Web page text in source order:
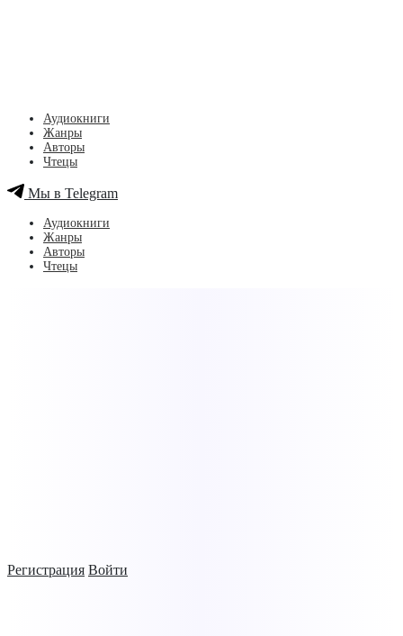
Регистрация Войти
Аудиокниги
Жанры
Авторы
Чтецы
Мы в Telegram
Аудиокниги
Жанры
Авторы
Чтецы